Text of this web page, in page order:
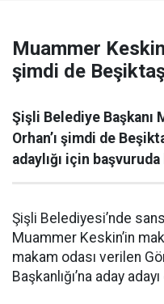
Muammer
şimdi de
Şişli Belediye Başkanı
Orhan’ı şimdi de
adaylığı için
Şişli Belediyesi’nde
Muammer Keskin’in
makam odası verilen
Başkanlığı’na aday